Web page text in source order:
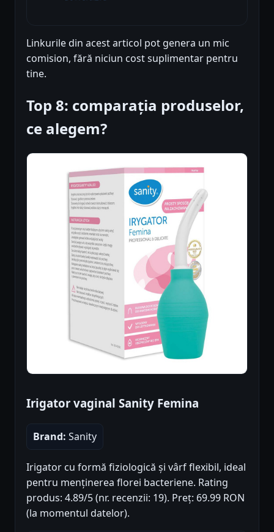
Linkurile din acest articol pot genera un mic
comision, fără niciun cost suplimentar pentru
tine.
Top 8: comparația produselor,
ce alegem?
Irigator vaginal Sanity Femina
Brand: Sanity
Irigator cu formă fiziologică și vârf flexibil, ideal
pentru menținerea florei bacteriene. Rating
produs: 4.89/5 (nr. recenzii: 19). Preț: 69.99 RON
(la momentul datelor).